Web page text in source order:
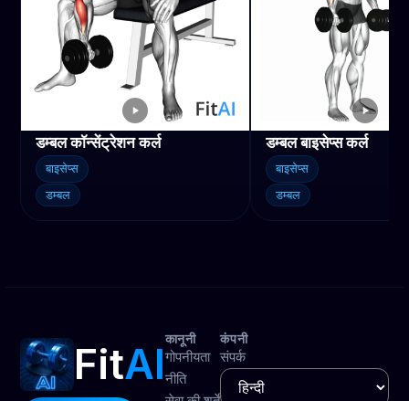
डम्बल कॉन्सेंट्रेशन कर्ल
बाइसेप्स
डम्बल
डम्बल बाइसेप्स कर्ल
बाइसेप्स
डम्बल
FitAI
कानूनी
गोपनीयता
नीति
कंपनी
संपर्क